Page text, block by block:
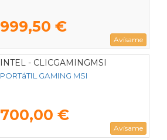
999,50 €
Avísame
INTEL - CLICGAMINGMSI
PORTáTIL GAMING MSI
700,00 €
Avísame